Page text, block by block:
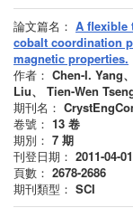
論文篇名： A flexible
cobalt coordination
magnetic properties.
作者： Chen-I. Yang
Liu、 Tien-Wen
期刊名：
卷號： 13 卷
期別： 7 期
刊登日期： 2011-04-01
頁數： 2678-2686
期刊類型： SCI